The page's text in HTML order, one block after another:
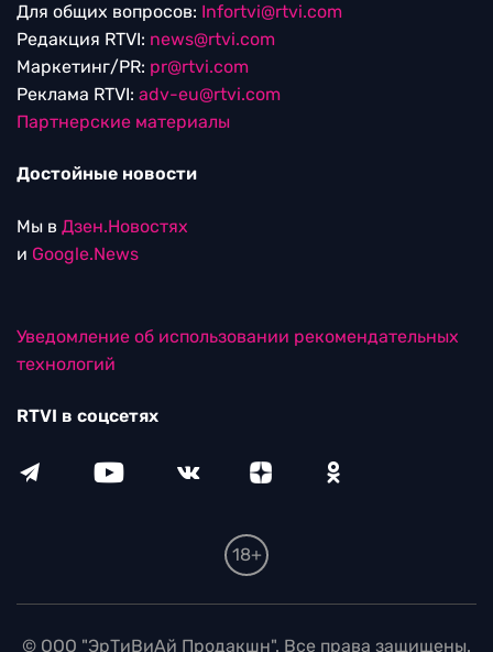
Для общих вопросов: Infortvi@rtvi.com
Редакция RTVI: news@rtvi.com
Маркетинг/PR: pr@rtvi.com
Реклама RTVI: adv-eu@rtvi.com
Партнерские материалы
Достойные новости
Мы в Дзен.Новостях
и Google.News
Уведомление об использовании рекомендательных
технологий
RTVI в соцсетях
18+
© ООО "ЭрТиВиАй Продакшн". Все права защищены.